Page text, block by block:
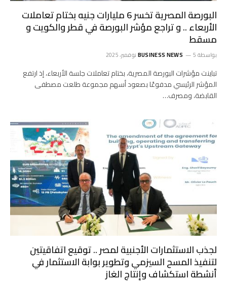
البورصة المصرية تخسر 6 مليارات جنيه بختام تعاملات
الأربعاء .. و تراجع مؤشر البورصة في قطر والكويت و
مسقط
بواسطة BUSINESS NEWS 5 نوفمبر، 2025
تباينت مؤشرات البورصة المصرية، بختام تعاملات جلسة الأربعاء، إذ ارتفع
المؤشر الرئيسي مدفوعًا بصعود أسهم مجموعة طلعت مصطفى
القابضة، ومصرف…
لجذب الاستثمارات الأجنبية لمصر .. توقيع اتفاقيتين
لتنفيذ المسح السيزمي وتطوير بوابة الاستثمار في
أنشطة استكشاف وإنتاج الغاز